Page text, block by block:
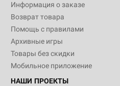
Информация о заказе
Возврат товара
Помощь с правилами
Архивные игры
Товары без скидки
Мобильное приложение
НАШИ ПРОЕКТЫ